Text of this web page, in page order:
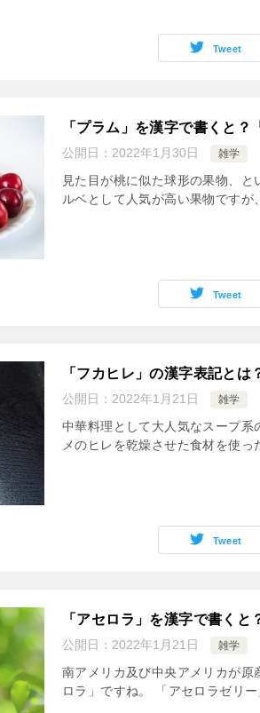
Tweet
「プラム」を漢字で書くと
公開日： 2022年1月30日 雑学
見た目が桃に似た球形の果物、
ルベとして人気が高い果物です
Tweet
「フカヒレ」の漢字表記と
公開日： 2022年1月21日 雑学
中華料理として大人気なスープ
メのヒレを乾燥させた食材を使
Tweet
「アセロラ」を漢字で書くと
公開日： 2022年1月21日 雑学
南アメリカ及び中央アメリカが
ロラ」ですね。 「アセロラゼリ